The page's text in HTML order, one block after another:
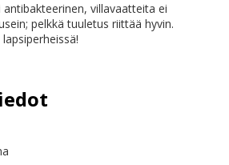
villavaatteita ei
pelkkä tuuletus riittää hyvin.